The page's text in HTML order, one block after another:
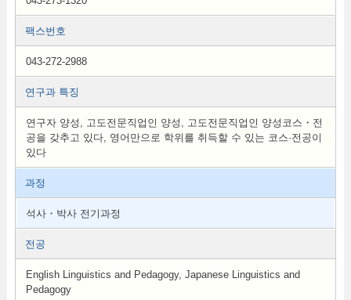
팩스번호
043-272-2988
연구과 특징
연구자 양성, 고도전문직업인 양성, 고도전문직업인 양성코스・전
공을 갖추고 있다, 영어만으로 학위를 취득할 수 있는 코스·전공이
있다
과정
석사・박사 전기과정
전공
English Linguistics and Pedagogy, Japanese Linguistics and
Pedagogy